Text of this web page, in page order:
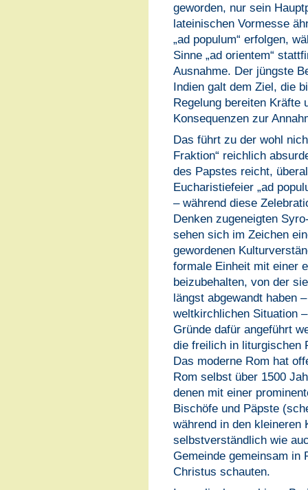
geworden, nur sein
lateinischen Vormesse
„ad populum“ erfolgen,
Sinne „ad orientem“
Ausnahme. Der jüngste
Indien galt dem Ziel, die
Regelung bereiten Kräfte
Konsequenzen zur
Das führt zu der wohl
Fraktion“ reichlich
des Papstes reicht,
Eucharistiefeier „ad
– während diese
Denken zugeneigten
sehen sich im Zeichen
gewordenen
formale Einheit mit einer
beizubehalten, von der
längst abgewandt haben
weltkirchlichen Situation
Gründe dafür angeführt
die freilich in liturgischen
Das moderne Rom hat
Rom selbst über 1500
denen mit einer
Bischöfe und Päpste
während in den kleineren
selbstverständlich wie
Gemeinde gemeinsam in
Christus schauten.